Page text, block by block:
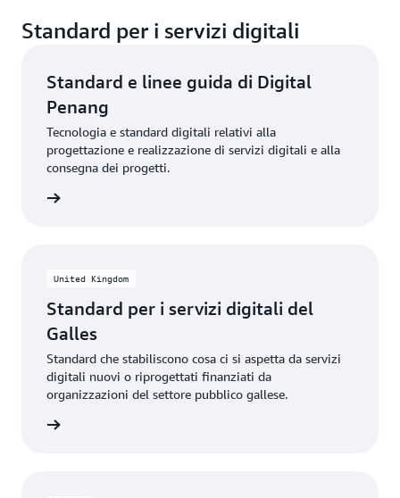
Standard per i servizi digitali
Standard e linee guida di Digital
Penang
Tecnologia e standard digitali relativi alla
progettazione e realizzazione di servizi digitali e alla
consegna dei progetti.
United Kingdom
Standard per i servizi digitali del
Galles
Standard che stabiliscono cosa ci si aspetta da servizi
digitali nuovi o riprogettati finanziati da
organizzazioni del settore pubblico gallese.